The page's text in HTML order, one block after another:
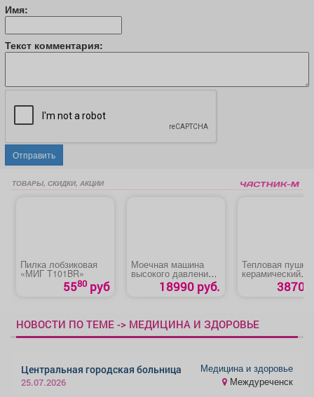
Имя:
Текст комментария:
Отправить
ТОВАРЫ, СКИДКИ, АКЦИИ
Пилка лобзиковая
«МИГ T101BR»
5580 руб
Моечная машина
высокого давления
«Denzel R-180iD»
18990 руб.
Тепловая пушка,
керамический
нагреватель
3870
НОВОСТИ ПО ТЕМЕ -> МЕДИЦИНА И ЗДОРОВЬЕ
Центральная городская больница
25.07.2026
Медицина и здоровье
Междуреченск